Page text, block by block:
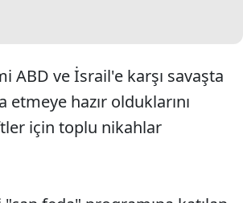
ABD ve İsrail'e karşı savaşta
etmeye hazır olduklarını
için toplu nikahlar